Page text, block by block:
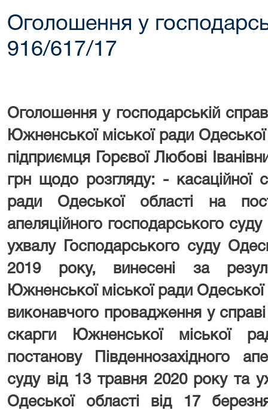
Оголошення у
916/617/17
Оголошення у господарській
Южненської міської ради
підприємця Горєвої Любові
грн щодо розгляду: - касаційної
ради Одеської області на
апеляційного господарського
ухвалу Господарського суду
2019 року, винесені за
Южненської міської ради
виконавчого провадження у
скарги Южненської міської
постанову Південнозахідного
суду від 13 травня 2020 року та
Одеської області від 17